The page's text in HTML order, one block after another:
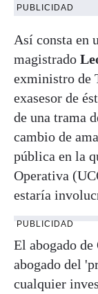
PUBLICIDAD
Así consta en
magistrado
exministro de
exasesor de
de una trama
cambio de
pública en la
Operativa
estaría
PUBLICIDAD
El abogado
abogado del
cualquier